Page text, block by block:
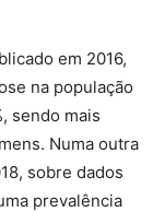
em 2016,
na população
sendo mais
Numa outra
sobre dados
prevalência